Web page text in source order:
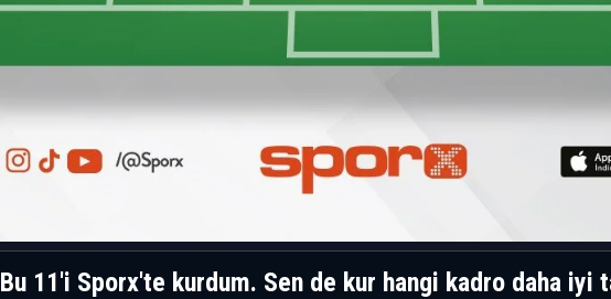
Bu 11'i Sporx'te kurdum. Sen de kur hangi kadro daha iyi